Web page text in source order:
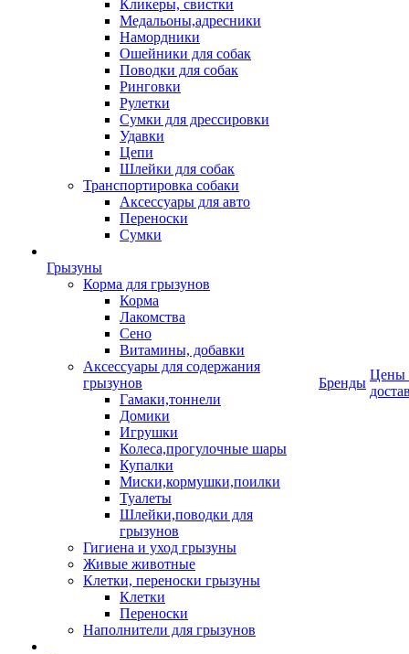
Кликеры, свистки
Медальоны,адресники
Намордники
Ошейники для собак
Поводки для собак
Ринговки
Рулетки
Сумки для дрессировки
Удавки
Цепи
Шлейки для собак
Транспортировка собаки
Аксессуары для авто
Переноски
Сумки
Грызуны
Корма для грызунов
Корма
Лакомства
Сено
Витамины, добавки
Аксессуары для содержания
грызунов
Гамаки,тоннели
Домики
Игрушки
Колеса,прогулочные шары
Купалки
Миски,кормушки,поилки
Туалеты
Шлейки,поводки для
грызунов
Гигиена и уход грызуны
Живые животные
Клетки, переноски грызуны
Клетки
Переноски
Наполнители для грызунов
Бренды
Цены